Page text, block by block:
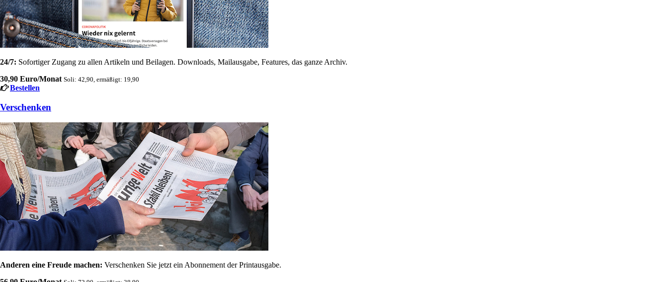
24/7: Sofortiger Zugang zu allen Artikeln und Beilagen. Downloads, Mailausgabe, Features, das ganze Archiv.
30,90 Euro/Monat Soli: 42,90, ermäßigt: 19,90
Bestellen
Verschenken
Anderen eine Freude machen: Verschenken Sie jetzt ein Abonnement der Printausgabe.